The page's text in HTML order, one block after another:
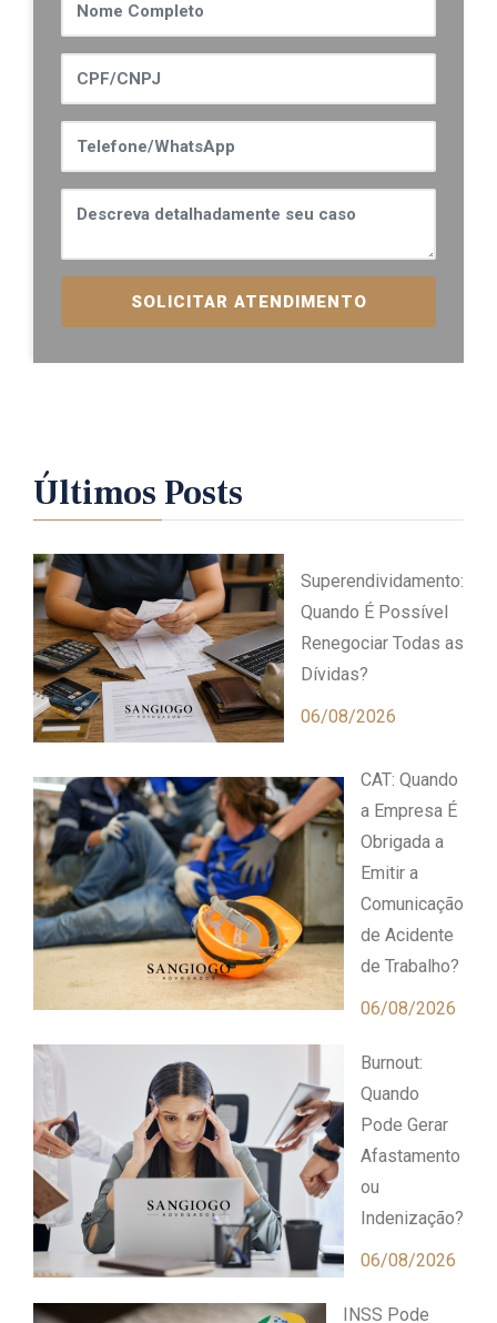
SOLICITAR ATENDIMENTO
Últimos Posts
Superendividamento:
Quando É Possível
Renegociar Todas as
Dívidas?
06/08/2026
CAT: Quando
a Empresa É
Obrigada a
Emitir a
Comunicação
de Acidente
de Trabalho?
06/08/2026
Burnout:
Quando
Pode Gerar
Afastamento
ou
Indenização?
06/08/2026
INSS Pode